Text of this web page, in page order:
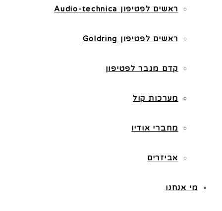
ראשים לפטיפון Audio-technica
ראשים לפטיפון Goldring
קדם מגבר לפטיפון
מערכות קול
מחברי אודיו
אביזרים
מי אנחנו